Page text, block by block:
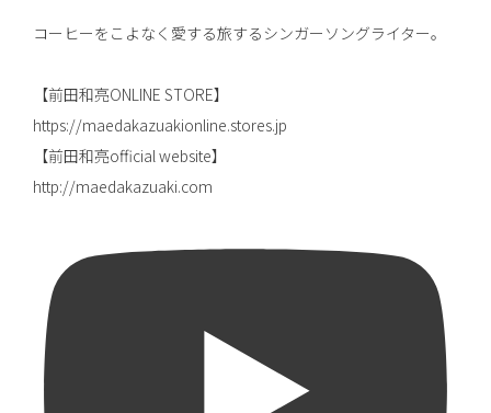
コーヒーをこよなく愛する旅するシンガーソングライター。
【前田和亮ONLINE STORE】
https://maedakazuakionline.stores.jp
【前田和亮official website】
http://maedakazuaki.com